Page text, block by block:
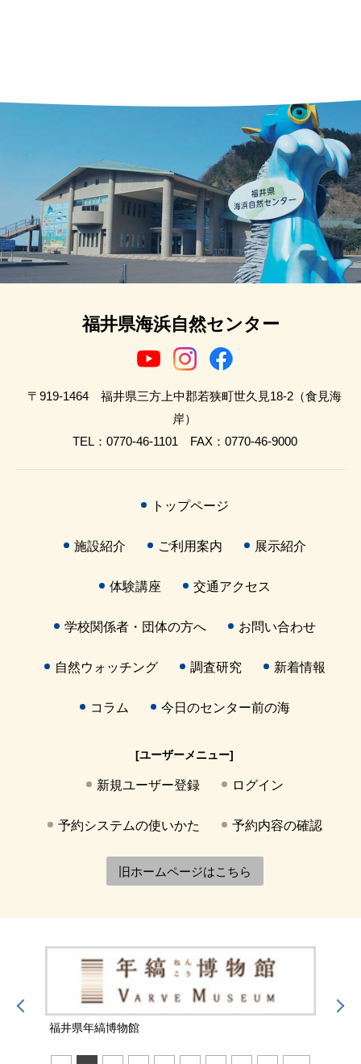
福井県海浜自然センター
〒919-1464 福井県三方上中郡若狭町世久見18-2（食見海
岸）
TEL：0770-46-1101 FAX：0770-46-9000
トップページ
施設紹介 ご利用案内 展示紹介
体験講座 交通アクセス
学校関係者・団体の方へ お問い合わせ
自然ウォッチング 調査研究 新着情報
コラム 今日のセンター前の海
[ユーザーメニュー]
新規ユーザー登録 ログイン
予約システムの使いかた 予約内容の確認
旧ホームページはこちら
福井県年縞博物館